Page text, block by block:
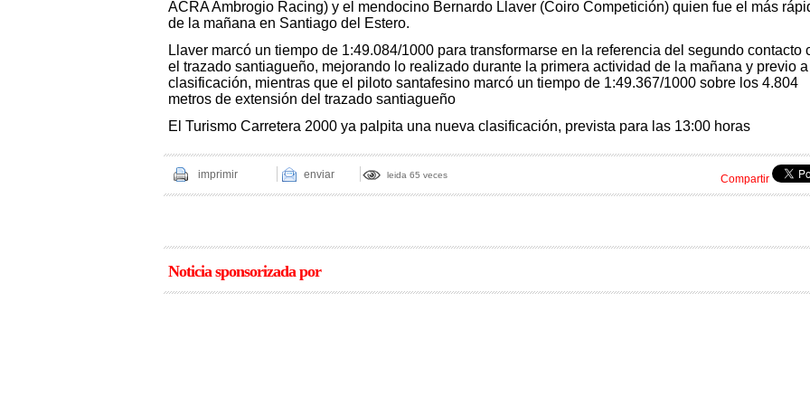
ACRA Ambrogio Racing) y el mendocino Bernardo Llaver (Coiro Competición) quien fue el más
de la mañana en Santiago del Estero.
Llaver marcó un tiempo de 1:49.084/1000 para transformarse en la referencia del segundo contacto
el trazado santiagueño, mejorando lo realizado durante la primera actividad de la mañana y previo a
clasificación, mientras que el piloto santafesino marcó un tiempo de 1:49.367/1000 sobre los 4.804
metros de extensión del trazado santiagueño
El Turismo Carretera 2000 ya palpita una nueva clasificación, prevista para las 13:00 horas
imprimir enviar leida 65 veces Compartir
Noticia sponsorizada por